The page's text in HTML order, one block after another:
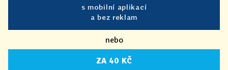
s mobilní aplikací
a bez reklam
nebo
ZA 40 KČ